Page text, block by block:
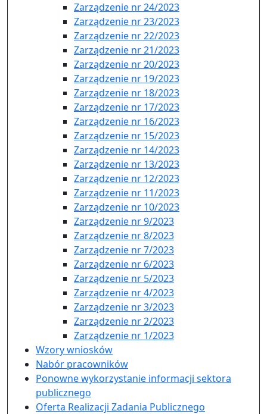
Zarządzenie nr 24/2023
Zarządzenie nr 23/2023
Zarządzenie nr 22/2023
Zarządzenie nr 21/2023
Zarządzenie nr 20/2023
Zarządzenie nr 19/2023
Zarządzenie nr 18/2023
Zarządzenie nr 17/2023
Zarządzenie nr 16/2023
Zarządzenie nr 15/2023
Zarządzenie nr 14/2023
Zarządzenie nr 13/2023
Zarządzenie nr 12/2023
Zarządzenie nr 11/2023
Zarządzenie nr 10/2023
Zarządzenie nr 9/2023
Zarządzenie nr 8/2023
Zarządzenie nr 7/2023
Zarządzenie nr 6/2023
Zarządzenie nr 5/2023
Zarządzenie nr 4/2023
Zarządzenie nr 3/2023
Zarządzenie nr 2/2023
Zarządzenie nr 1/2023
Wzory wniosków
Nabór pracowników
Ponowne wykorzystanie informacji sektora
publicznego
Oferta Realizacji Zadania Publicznego